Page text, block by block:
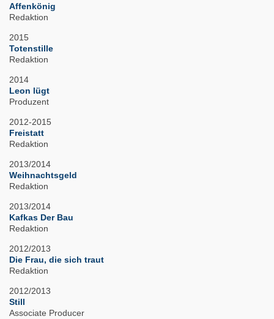
Affenkönig
Redaktion
2015
Totenstille
Redaktion
2014
Leon lügt
Produzent
2012-2015
Freistatt
Redaktion
2013/2014
Weihnachtsgeld
Redaktion
2013/2014
Kafkas Der Bau
Redaktion
2012/2013
Die Frau, die sich traut
Redaktion
2012/2013
Still
Associate Producer